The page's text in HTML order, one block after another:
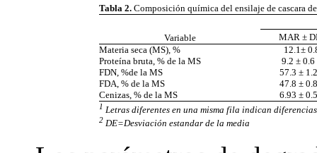
Tabla 2. Composición química del ensilaje de cascara
Variable
MAR ±
Materia seca (MS), %
12.1±
Proteína bruta, % de la MS
9.2 ± 0.6
FDN, %de la MS
57.3 ±
FDA, % de la MS
47.8 ±
Cenizas, % de la MS
6.93 ±
1 Letras diferentes en una misma fila indican
2 DE=Desviación estandar de la media